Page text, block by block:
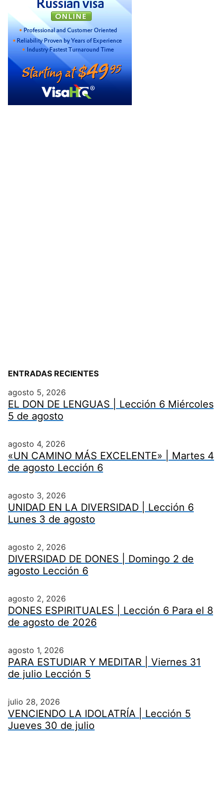
ENTRADAS RECIENTES
agosto 5, 2026
EL DON DE LENGUAS | Lección 6 Miércoles
5 de agosto
agosto 4, 2026
«UN CAMINO MÁS EXCELENTE» | Martes 4
de agosto Lección 6
agosto 3, 2026
UNIDAD EN LA DIVERSIDAD | Lección 6
Lunes 3 de agosto
agosto 2, 2026
DIVERSIDAD DE DONES | Domingo 2 de
agosto Lección 6
agosto 2, 2026
DONES ESPIRITUALES | Lección 6 Para el 8
de agosto de 2026
agosto 1, 2026
PARA ESTUDIAR Y MEDITAR | Viernes 31
de julio Lección 5
julio 28, 2026
VENCIENDO LA IDOLATRÍA | Lección 5
Jueves 30 de julio